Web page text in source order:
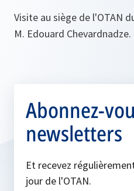
Visite au siège de l'OTAN
M. Edouard Chevardnadze.
Abonnez-
newsletters
Et recevez
jour de l'OTAN.